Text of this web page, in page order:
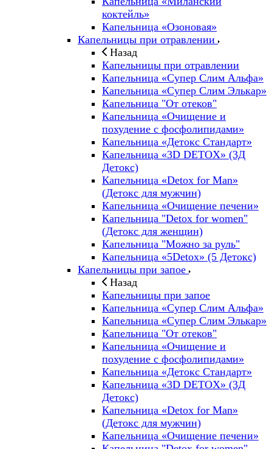
коктейль»
Капельница «Озоновая»
Капельницы при отравлении
Назад
Капельницы при отравлении
Капельница «Супер Слим Альфа»
Капельница «Супер Слим Элькар»
Капельница "От отеков"
Капельница «Очищение и
похудение с фосфолипидами»
Капельница «Детокс Стандарт»
Капельница «3D DETOX» (3Д
Детокс)
Капельница «Detox for Man»
(Детокс для мужчин)
Капельница «Очищение печени»
Капельница "Detox for women"
(Детокс для женщин)
Капельница "Можно за руль"
Капельница «5Detox» (5 Детокс)
Капельницы при запое
Назад
Капельницы при запое
Капельница «Супер Слим Альфа»
Капельница «Супер Слим Элькар»
Капельница "От отеков"
Капельница «Очищение и
похудение с фосфолипидами»
Капельница «Детокс Стандарт»
Капельница «3D DETOX» (3Д
Детокс)
Капельница «Detox for Man»
(Детокс для мужчин)
Капельница «Очищение печени»